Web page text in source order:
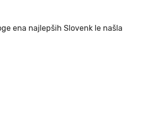
ena najlepših Slovenk le našla